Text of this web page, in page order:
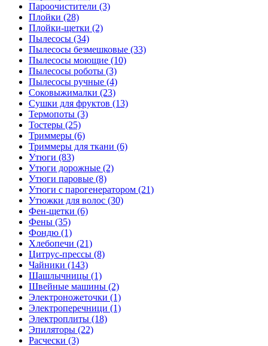
Пароочистители (3)
Плойки (28)
Плойки-щетки (2)
Пылесосы (34)
Пылесосы безмешковые (33)
Пылесосы моющие (10)
Пылесосы роботы (3)
Пылесосы ручные (4)
Соковыжималки (23)
Сушки для фруктов (13)
Термопоты (3)
Тостеры (25)
Триммеры (6)
Триммеры для ткани (6)
Утюги (83)
Утюги дорожные (2)
Утюги паровые (8)
Утюги с парогенератором (21)
Утюжки для волос (30)
Фен-щетки (6)
Фены (35)
Фондю (1)
Хлебопечи (21)
Цитрус-прессы (8)
Чайники (143)
Шашлычницы (1)
Швейные машины (2)
Электроножеточки (1)
Электроперечници (1)
Электроплиты (18)
Эпиляторы (22)
Расчески (3)